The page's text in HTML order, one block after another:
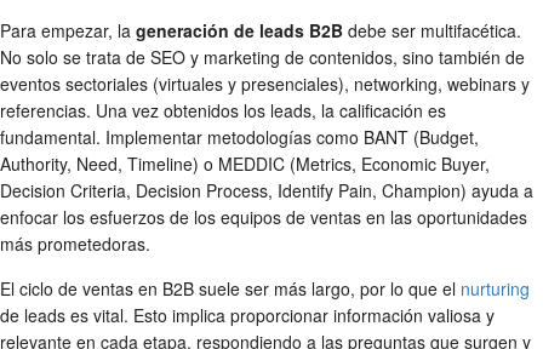
Para empezar, la generación de leads B2B debe ser multifacética.
No solo se trata de SEO y marketing de contenidos, sino también de
eventos sectoriales (virtuales y presenciales), networking, webinars y
referencias. Una vez obtenidos los leads, la calificación es
fundamental. Implementar metodologías como BANT (Budget,
Authority, Need, Timeline) o MEDDIC (Metrics, Economic Buyer,
Decision Criteria, Decision Process, Identify Pain, Champion) ayuda a
enfocar los esfuerzos de los equipos de ventas en las oportunidades
más prometedoras.
El ciclo de ventas en B2B suele ser más largo, por lo que el nurturing
de leads es vital. Esto implica proporcionar información valiosa y
relevante en cada etapa, respondiendo a las preguntas que surgen y